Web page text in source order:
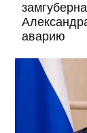
аварию